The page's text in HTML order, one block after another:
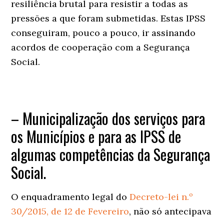
resiliência brutal para resistir a todas as
pressões a que foram submetidas. Estas IPSS
conseguiram, pouco a pouco, ir assinando
acordos de cooperação com a Segurança
Social.
– Municipalização dos serviços para
os Municípios e para as IPSS de
algumas competências da Segurança
Social.
O enquadramento legal doDecreto-lei n.º
30/2015, de 12 de Fevereiro, não só antecipava